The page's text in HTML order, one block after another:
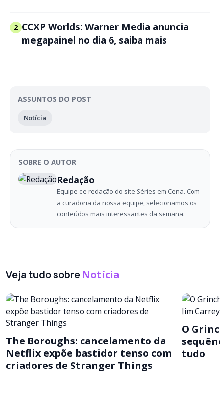
2 CCXP Worlds: Warner Media anuncia
megapainel no dia 6, saiba mais
ASSUNTOS DO POST
Notícia
SOBRE O AUTOR
Redação
Equipe de redação do site Séries em Cena. Com
a curadoria da nossa equipe, selecionamos os
conteúdos mais interessantes da semana.
Veja tudo sobre Notícia
The Boroughs: cancelamento da
Netflix expõe bastidor tenso com
criadores de Stranger Things
O
tudo